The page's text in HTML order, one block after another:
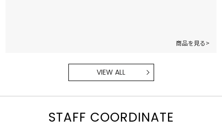
商品を見る>
VIEW ALL
STAFF COORDINATE